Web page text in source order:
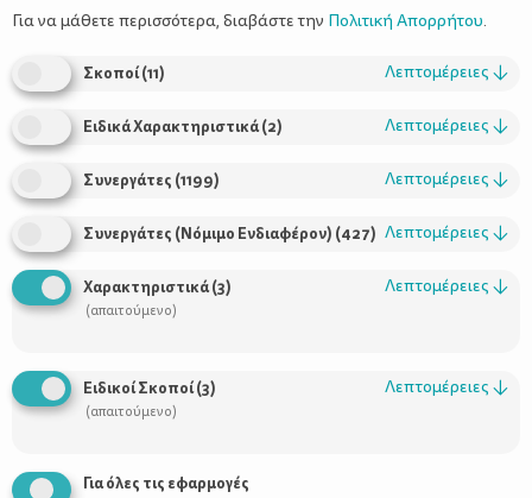
Κολλήσατε ίωση; Τι πρέπει να κάνετε
Για να μάθετε περισσότερα, διαβάστε την Πολιτική Απορρήτου.
Σκοποί(11) Λεπτομέρειες ↓
Ειδικά Χαρακτηριστικά(2) Λεπτομέρειες ↓
Συνεργάτες (1199) Λεπτομέρειες ↓
Συνεργάτες (Νόμιμο Ενδιαφέρον) (427) Λεπτομέρειες ↓
Χαρακτηριστικά(3)
(απαιτούμενο)
Λεπτομέρειες ↓
Ειδικοί Σκοποί(3)
(απαιτούμενο)
Λεπτομέρειες ↓
Για όλες τις εφαρμογές